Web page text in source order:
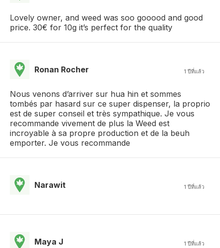
Lovely owner, and weed was soo gooood and good
price. 30€ for 10g it’s perfect for the quality
Ronan Rocher 1 ปีที่แล้ว
Nous venons d’arriver sur hua hin et sommes
tombés par hasard sur ce super dispenser, la proprio
est de super conseil et très sympathique. Je vous
recommande vivement de plus la Weed est
incroyable à sa propre production et de la beuh
emporter. Je vous recommande
Narawit 1 ปีที่แล้ว
Maya J 1 ปีที่แล้ว